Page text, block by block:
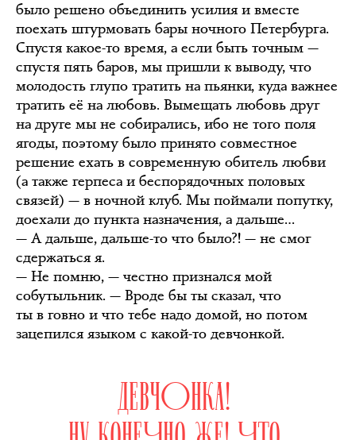
было решено объединить усилия и вместе
поехать штурмовать бары ночного Петербурга.
Спустя какое-то время, а если быть точным —
спустя пять баров, мы пришли к выводу, что
молодость глупо тратить на пьянки, куда важнее
тратить её на любовь. Вымещать любовь друг
на друге мы не собирались, ибо не того поля
ягоды, поэтому было принято совместное
решение ехать в современную обитель любви
(а также герпеса и беспорядочных половых
связей) — в ночной клуб. Мы поймали попутку,
доехали до пункта назначения, а дальше…
— А дальше, дальше-то что было?! — не смог
сдержаться я.
— Не помню, — честно признался мой
собутыльник. — Вроде бы ты сказал, что
ты в говно и что тебе надо домой, но потом
зацепился языком с какой-то девчонкой.
ДЕВЧОНКА!